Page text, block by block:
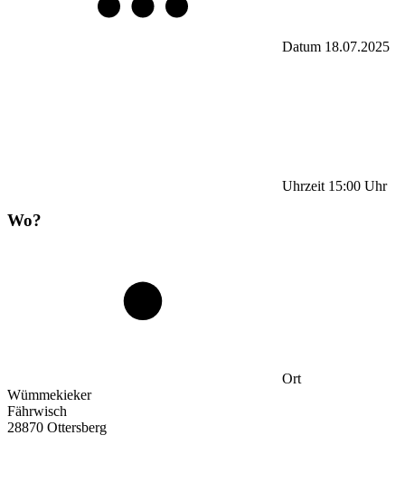
Datum 18.07.2025
Uhrzeit 15:00 Uhr
Wo?
Ort
Wümmekieker
Fährwisch
28870 Ottersberg